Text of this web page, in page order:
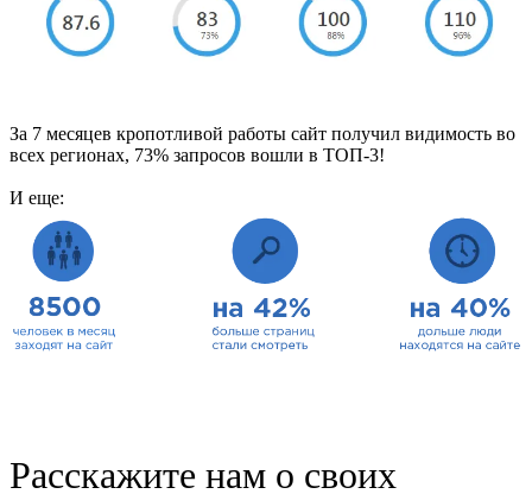
За 7 месяцев кропотливой работы сайт получил видимость во
всех регионах, 73% запросов вошли в ТОП-3!
И еще:
Расскажите нам о своих